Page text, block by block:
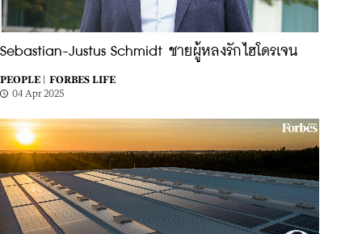
Sebastian-Justus Schmidt ชายผู้หลงรักไฮโดรเจน
PEOPLE |
FORBES LIFE
04 Apr 2025